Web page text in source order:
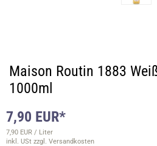
Maison Routin 1883
1000ml
7,90 EUR*
7,90 EUR / Liter
inkl. USt zzgl. Versandkosten